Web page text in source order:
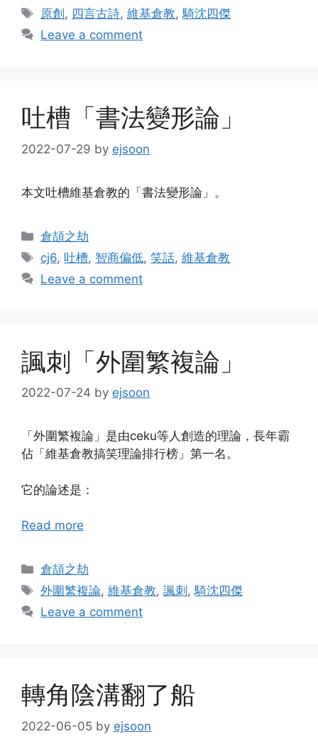
Tags
原創 , 四言古詩,維基倉教,騎沈四傑
Leave a comment
吐槽「書法變形論」
2022-07-29 by ejsoon
本文吐槽維基倉教的「書法變形論」。
Categories
倉頡之劫
Tags
cj6,吐槽, 智商偏低,笑話,維基倉教
Leave a comment
諷刺「外圍繁複論」
2022-07-24 by ejsoon
「外圍繁複論」是由ceku等人創造的理論，長年霸
佔「維基倉教搞笑理論排行榜」第一名。
它的論述是：
Read more
Categories
倉頡之劫
Tags
外圍繁複論,維基倉教,諷刺 ,騎沈四傑
Leave a comment
轉角陰溝翻了船
2022-06-05 by ejsoon